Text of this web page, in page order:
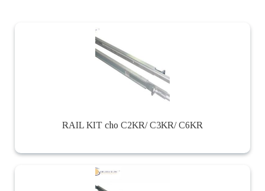
RAIL KIT cho C2KR/ C3KR/ C6KR